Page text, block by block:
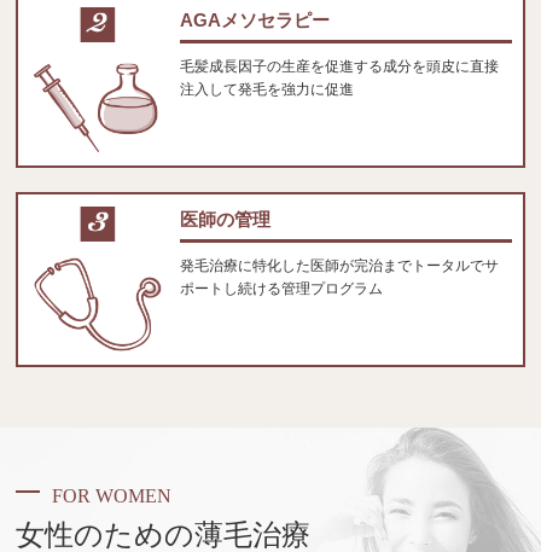
AGAメソセラピー
毛髪成長因子の生産を促進する成分を頭皮に直接
注入して発毛を強力に促進
医師の管理
発毛治療に特化した医師が完治までトータルでサ
ポートし続ける管理プログラム
FOR WOMEN
女性のための薄毛治療